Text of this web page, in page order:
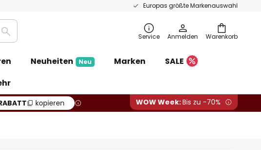
Europas größte Markenauswahl
Warenkorb
Suche Service Anmelden
Neuheiten Neu Marken
SALE
kopieren WOW Week:Bis zu -70%